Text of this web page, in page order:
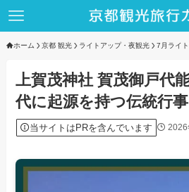
ホーム 京都 観光 ライトアップ・夜観光 7月ライ
上賀茂神社 賀茂御戸代
代に起源を持つ伝統行事
当サイトはPRを含んでいます 2026